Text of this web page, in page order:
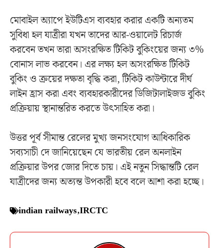
মোবাইল অ্যাপে ইউটিএস ব্যবহার করার একটি অন্যতম
সুবিধা হল যাত্রীরা যখন তাদের আর-ওয়ালেট রিচার্জ
করবেন তখন তারা অসংরক্ষিত টিকিট বুকিংয়ের জন্য ৩%
বোনাস লাভ করবেন। এর লক্ষ্য হল অসংরক্ষিত টিকিট
বুকিং ও ক্রয়ের দক্ষতা বৃদ্ধি করা, টিকিট কাউন্টারে দীর্ঘ
লাইন হ্রাস করা এবং ব্যবহারকারীদের ডিজিটালাইজড বুকিং
প্রক্রিয়ায় স্থানান্তরিত করতে উৎসাহিত করা।
উত্তর পূর্ব সীমান্ত রেলের মুখ্য জনসংযোগ আধিকারিক
সব্যসাচী দে জানিয়েছেন যে ভারতীয় রেল অনলাইন
প্রক্রিয়ার উপর জোর দিতে চায়। এই নতুন সিদ্ধান্তটি রেল
যাত্রীদের জন্য অত্যন্ত উপকারী হবে বলে আশা করা হচ্ছে।
indian railways,IRCTC